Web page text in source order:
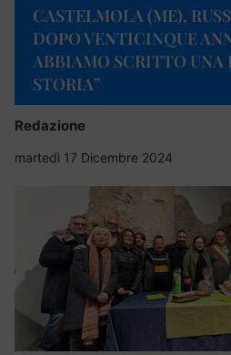
CASTELMOLA (ME),
DOPO VENTICINQUE
ABBIAMO SCRITTO UNA
STORIA”
Redazione
martedì 17 Dicembre 2024